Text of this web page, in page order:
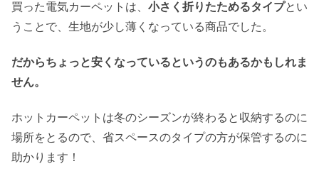
買った電気カーペットは、 小さく折りたためるタイプとい
うことで、生地が少し薄くなっている商品でした。
だからちょっと安くなっているというのもあるかもしれま
せん。
ホットカーペットは冬のシーズンが終わると収納するのに
場所をとるので、省スペースのタイプの方が保管するのに
助かります！